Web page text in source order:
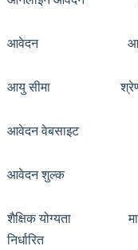
आवेदन
आयु सीमा
आवेदन वेबसाइट
आवेदन शुल्क
शैक्षिक योग्यता मान्यता
निर्धारित